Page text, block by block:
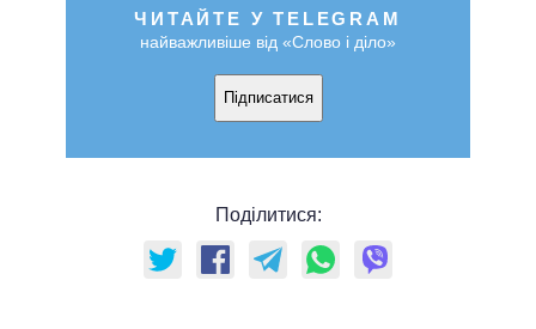
ЧИТАЙТЕ У TELEGRAM
найважливіше від «Слово і діло»
Підписатися
Поділитися: